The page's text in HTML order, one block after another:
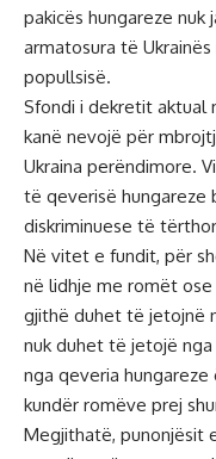
pakicës hungareze
armatosura të
popullsisë.
Sfondi i dekretit aktual
kanë nevojë për
Ukraina perëndimore.
të qeverisë hungareze
diskriminuese të
Në vitet e fundit, për
në lidhje me romët
gjithë duhet të jetojnë
nuk duhet të jetojë nga
nga qeveria
kundër romëve prej
Megjithatë, punonjësit